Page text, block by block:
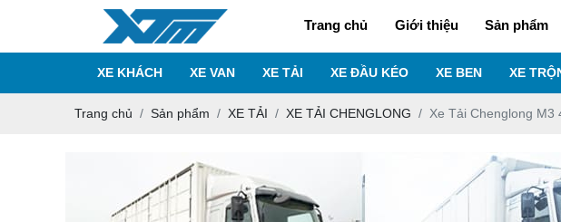
Trang chủ Giới thiệu Sản phẩm
XE KHÁCH XE VAN XE TẢI XE ĐẦU KÉO XE BEN XE
Trang chủ Sản phẩm XE TẢI XE TẢI CHENGLONG Xe Tải Chenglong M3